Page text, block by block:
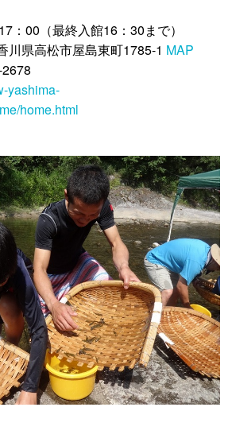
：00（最終入館16：30まで）
川県高松市屋島東町1785-1 MAP
yashima-
home.html